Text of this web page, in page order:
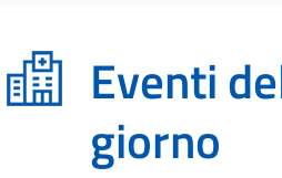
Eventi
giorno